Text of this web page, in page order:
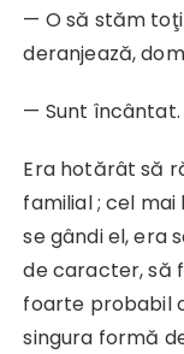
— O să stăm toţi
deranjează,
— Sunt încântat.
Era hotărât să
familial ; cel
se gândi el, era
de caracter, să
foarte probabil
singura formă